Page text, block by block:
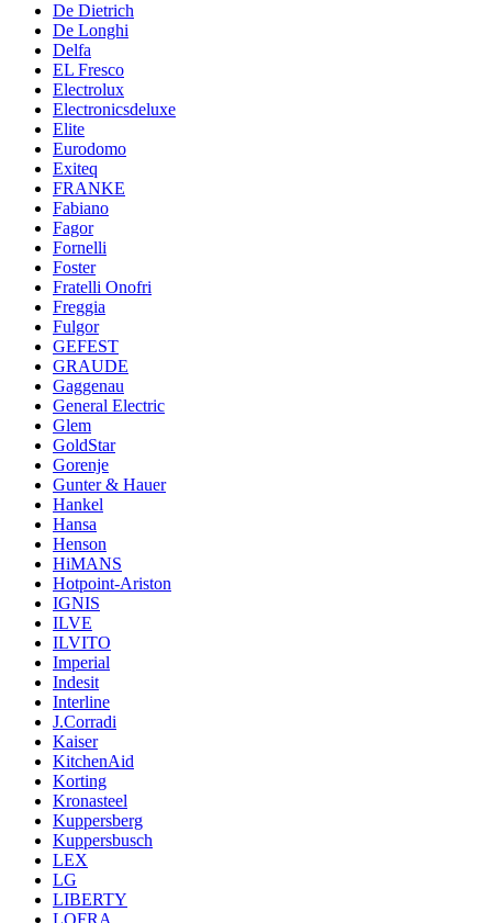
De Dietrich
De Longhi
Delfa
EL Fresco
Electrolux
Electronicsdeluxe
Elite
Eurodomo
Exiteq
FRANKE
Fabiano
Fagor
Fornelli
Foster
Fratelli Onofri
Freggia
Fulgor
GEFEST
GRAUDE
Gaggenau
General Electric
Glem
GoldStar
Gorenje
Gunter & Hauer
Hankel
Hansa
Henson
HiMANS
Hotpoint-Ariston
IGNIS
ILVE
ILVITO
Imperial
Indesit
Interline
J.Corradi
Kaiser
KitchenAid
Korting
Kronasteel
Kuppersberg
Kuppersbusch
LEX
LG
LIBERTY
LOFRA